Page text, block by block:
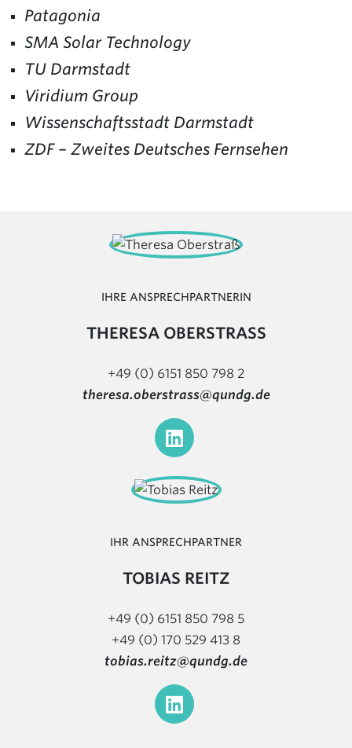
Patagonia
SMA Solar Technology
TU Darmstadt
Viridium Group
Wissenschaftsstadt Darmstadt
ZDF – Zweites Deutsches Fernsehen
IHRE ANSPRECHPARTNERIN
THERESA OBERSTRASS
+49 (0) 6151 850 798 2
theresa.oberstrass@qundg.de
IHR ANSPRECHPARTNER
TOBIAS REITZ
+49 (0) 6151 850 798 5
+49 (0) 170 529 413 8
tobias.reitz@qundg.de